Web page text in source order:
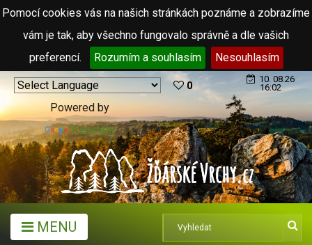
Pomocí cookies vás na našich stránkách poznáme a zobrazíme
vám je tak, aby všechno fungovalo správně a dle vašich
preferencí.
Rozumím a souhlasím Nesouhlasím
Powered by
Translate
0
10. 08.26
16:02
MENU